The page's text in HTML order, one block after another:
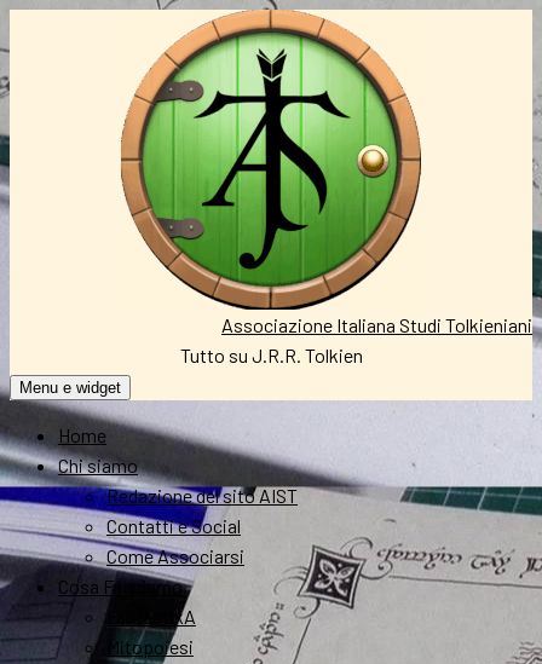
al
contenuto
Associazione Italiana Studi Tolkieniani
Tutto su J.R.R. Tolkien
Menu e widget
Home
Chi siamo
Redazione del sito AIST
Contatti e Social
Come Associarsi
Cosa Facciamo
FantastikA
Mitopoiesi